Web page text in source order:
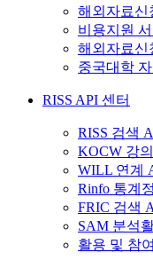
해외자료신
비용지원
해외자료신
중국대학
RISS API 센터
RISS 검색
KOCW 강
WILL 연계
Rinfo 통계
FRIC 검색
SAM 분석
활용 및 참